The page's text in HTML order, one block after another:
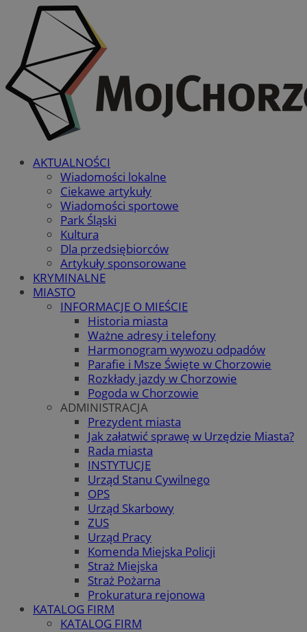
AKTUALNOŚCI
Wiadomości lokalne
Ciekawe artykuły
Wiadomości sportowe
Park Śląski
Kultura
Dla przedsiębiorców
Artykuły sponsorowane
KRYMINALNE
MIASTO
INFORMACJE O MIEŚCIE
Historia miasta
Ważne adresy i telefony
Harmonogram wywozu odpadów
Parafie i Msze Święte w Chorzowie
Rozkłady jazdy w Chorzowie
Pogoda w Chorzowie
ADMINISTRACJA
Prezydent miasta
Jak załatwić sprawę w Urzędzie Miasta?
Rada miasta
INSTYTUCJE
Urząd Stanu Cywilnego
OPS
Urząd Skarbowy
ZUS
Urząd Pracy
Komenda Miejska Policji
Straż Miejska
Straż Pożarna
Prokuratura rejonowa
KATALOG FIRM
KATALOG FIRM